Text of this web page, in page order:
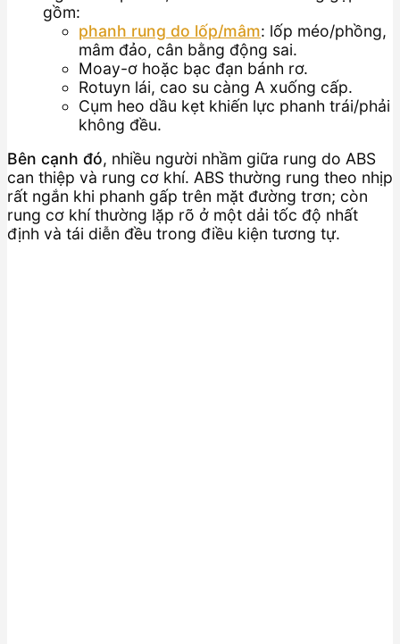
gồm:
phanh rung do lốp/mâm: lốp méo/phồng,
mâm đảo, cân bằng động sai.
Moay-ơ hoặc bạc đạn bánh rơ.
Rotuyn lái, cao su càng A xuống cấp.
Cụm heo dầu kẹt khiến lực phanh trái/phải
không đều.
Bên cạnh đó, nhiều người nhầm giữa rung do ABS
can thiệp và rung cơ khí. ABS thường rung theo nhịp
rất ngắn khi phanh gấp trên mặt đường trơn; còn
rung cơ khí thường lặp rõ ở một dải tốc độ nhất
định và tái diễn đều trong điều kiện tương tự.